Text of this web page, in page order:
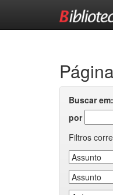
Buscar em:
por
Filtros